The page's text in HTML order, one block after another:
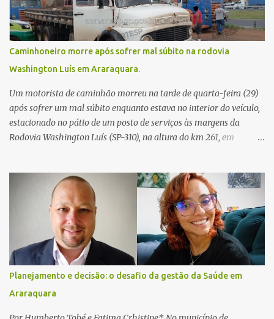
Caminhoneiro morre após sofrer mal súbito na rodovia
Washington Luís em Araraquara.
Um motorista de caminhão morreu na tarde de quarta-feira (29)
após sofrer um mal súbito enquanto estava no interior do veículo,
estacionado no pátio de um posto de serviços às margens da
Rodovia Washington Luís (SP-310), na altura do km 261, em
relatos de que havia um condutor inconsciente dentro de um
caminhão. Equipes de resgate foram rapidamente deslocadas ao
local e encontraram a vítima em parada cardiorrespiratória. Os
socorristas iniciaram imediatamente as manobras de reanimação
cardiopulmonar (RCP), porém, apesar de todos os esforços, o
motorista não respondeu aos procedimentos. Às 17h03, médicos
da Unidade de Suporte Avançado constataram o óbito da vítima.
Fonte: São Carlos Agora
Planejamento e decisão: o desafio da gestão da Saúde em
Araraquara